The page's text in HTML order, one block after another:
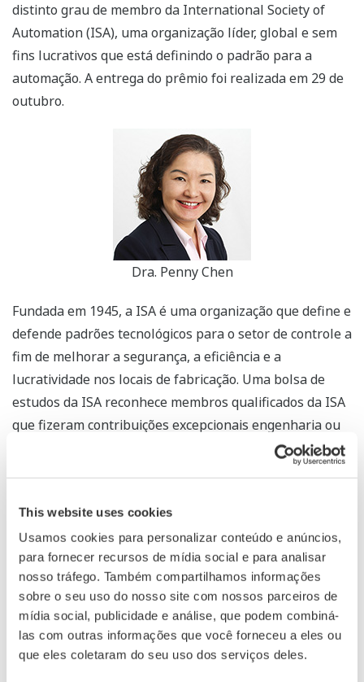
This website uses cookies
Usamos cookies para personalizar conteúdo e anúncios,
para fornecer recursos de mídia social e para analisar
nosso tráfego. Também compartilhamos informações
sobre o seu uso do nosso site com nossos parceiros de
mídia social, publicidade e análise, que podem combiná-
las com outras informações que você forneceu a eles ou
que eles coletaram do seu uso dos serviços deles.
distinto grau de membro da International Society of
Automation (ISA), uma organização líder, global e sem
fins lucrativos que está definindo o padrão para a
automação. A entrega do prêmio foi realizada em 29 de
outubro.
Dra. Penny Chen
Fundada em 1945, a ISA é uma organização que define e
defende padrões tecnológicos para o setor de controle a
fim de melhorar a segurança, a eficiência e a
lucratividade nos locais de fabricação. Uma bolsa de
estudos da ISA reconhece membros qualificados da ISA
que fizeram contribuições excepcionais engenharia ou
científicas para a profissão de automação. Com base na
avaliação de colegas, é o grau mais alto de associação à
alguns membros são eleitos a cada ano, o que torna
esse grau uma honra cobiçada. Este ano, cinco pessoas
receberam essa honra.
Esse reconhecimento da Dra. Chen reflete as seguintes
contribuições importantes que ela fez para o setor de
controle: